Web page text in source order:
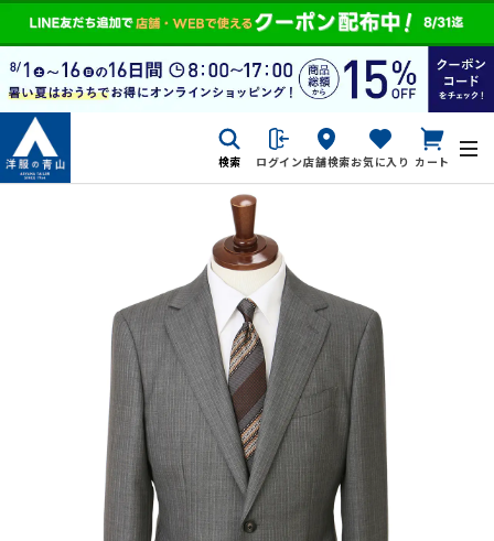
検索 ログイン店舗検索お気に入り カート